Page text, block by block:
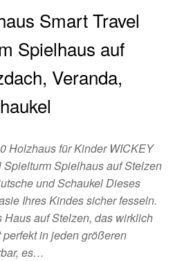
Smart Travel
Spielhaus auf
Veranda,
Holzhaus für Kinder WICKEY
Spielhaus auf Stelzen
und Schaukel Dieses
Ihres Kindes sicher fesseln.
auf Stelzen, das wirklich
in jeden größeren
es…